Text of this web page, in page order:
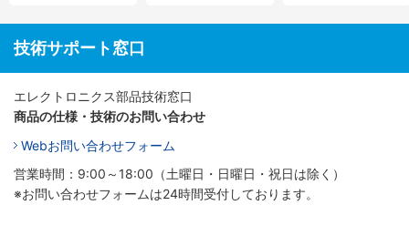
技術サポート窓口
エレクトロニクス部品技術窓口
商品の仕様・技術のお問い合わせ
Webお問い合わせフォーム
営業時間：9:00～18:00（土曜日・日曜日・祝日は除く）
※お問い合わせフォームは24時間受付しております。